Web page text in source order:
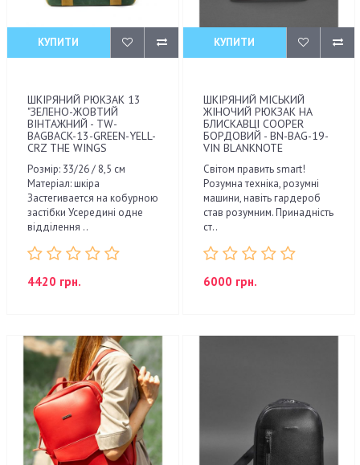
КУПИТИ
ШКІРЯНИЙ РЮКЗАК 13
"ЗЕЛЕНО-ЖОВТИЙ
ВІНТАЖНИЙ - TW-
BAGBACK-13-GREEN-YELL-
CRZ THE WINGS
Розмір: 33/26 / 8,5 см
Матеріал: шкіра
Застегивается на кобурною
застібки Усередині одне
відділення ..
4420 грн.
КУПИТИ
ШКІРЯНИЙ МІСЬКИЙ
ЖІНОЧИЙ РЮКЗАК НА
БЛИСКАВЦІ COOPER
БОРДОВИЙ - BN-BAG-19-
VIN BLANKNOTE
Світом править smart!
Розумна техніка, розумні
машини, навіть гардероб
став розумним. Принадність
ст..
6000 грн.